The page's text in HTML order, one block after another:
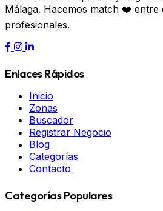
Málaga. Hacemos match ❤️ entre
profesionales.
Enlaces Rápidos
Inicio
Zonas
Buscador
Registrar Negocio
Blog
Categorías
Contacto
Categorías Populares